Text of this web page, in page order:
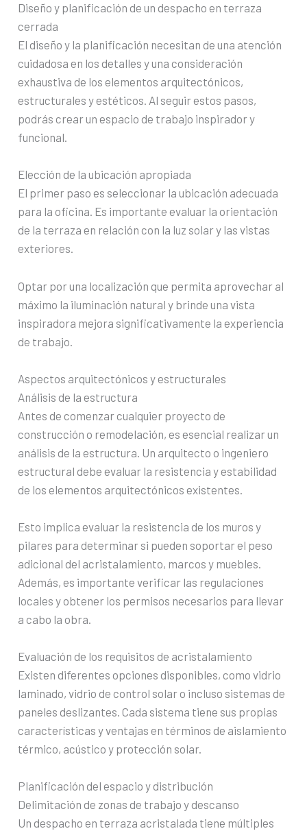
Diseño y planificación de un despacho en terraza
cerrada
El diseño y la planificación necesitan de una atención
cuidadosa en los detalles y una consideración
exhaustiva de los elementos arquitectónicos,
estructurales y estéticos. Al seguir estos pasos,
podrás crear un espacio de trabajo inspirador y
funcional.
Elección de la ubicación apropiada
El primer paso es seleccionar la ubicación adecuada
para la oficina. Es importante evaluar la orientación
de la terraza en relación con la luz solar y las vistas
exteriores.
Optar por una localización que permita aprovechar al
máximo la iluminación natural y brinde una vista
inspiradora mejora significativamente la experiencia
de trabajo.
Aspectos arquitectónicos y estructurales
Análisis de la estructura
Antes de comenzar cualquier proyecto de
construcción o remodelación, es esencial realizar un
análisis de la estructura. Un arquitecto o ingeniero
estructural debe evaluar la resistencia y estabilidad
de los elementos arquitectónicos existentes.
Esto implica evaluar la resistencia de los muros y
pilares para determinar si pueden soportar el peso
adicional del acristalamiento, marcos y muebles.
Además, es importante verificar las regulaciones
locales y obtener los permisos necesarios para llevar
a cabo la obra.
Evaluación de los requisitos de acristalamiento
Existen diferentes opciones disponibles, como vidrio
laminado, vidrio de control solar o incluso sistemas de
paneles deslizantes. Cada sistema tiene sus propias
características y ventajas en términos de aislamiento
térmico, acústico y protección solar.
Planificación del espacio y distribución
Delimitación de zonas de trabajo y descanso
Un despacho en terraza acristalada tiene múltiples